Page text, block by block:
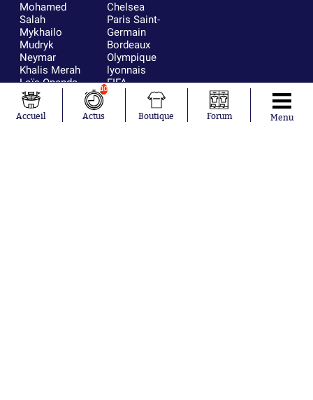
Mohamed
Salah
Mykhailo
Mudryk
Neymar
Khalis Merah
Loïs Openda
Moussa
Niakhaté
Nicolás
Chelsea
Paris Saint-
Germain
Bordeaux
Olympique
lyonnais
FIFA
Real Madrid
RC Strasbourg
AC Milan
Accueil
10
Actus Boutique Forum Menu